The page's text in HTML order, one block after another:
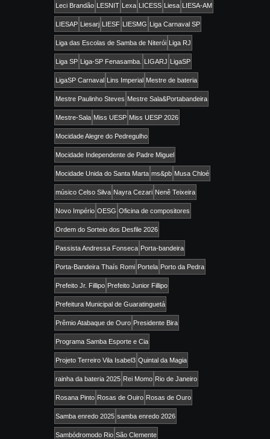
Leci Brandão LESNIT Lexa LICESS Liesa LIESA-AM
LIESAP Liesarj LIESF LIESMG Liga Carnaval SP
Liga das Escolas de Samba de Niterói Liga RJ
Liga SP Liga-SP Fenasamba. LIGARJ LigaSP
LigaSP Carnaval Lins Imperial Mestre de bateria
Mestre Paulinho Steves Mestre Sala&Portabandeira
Mestre-Sala Miss UESP Miss UESP 2026
Mocidade Alegre do Pedregulho
Mocidade Independente de Padre Miguel
Mocidade Unida do Santa Marta ms&pb Musa Chloé
músico Celso Silva Nayra Cezari Nenê Teixeira
Novo Império OESG Oficina de compositores
Ordem do Sorteio dos Desfile 2026
Passista Andressa Fonseca Porta-bandeira
Porta-Bandeira Thaís Romi Portela Porto da Pedra
Prefeito Jr. Fillipo Prefeito Junior Fillipo
Prefeitura Municipal de Guaratinguetá
Prêmio Atabaque de Ouro Presidente Bira
Programa Samba Esporte e Cia
Projeto Terreiro Vila Isabel3 Quintal da Magia
rainha da bateria 2025 Rei Momo Rio de Janeiro
Rosana Pinto Rosas de Ouiro Rosas de Ouro
Samba enredo 2025 samba enredo 2026
Sambódromodo Rio São Clemente